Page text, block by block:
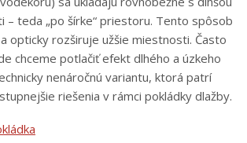
– teda „po šírke“ priestoru. Tento spôsob
opticky rozširuje užšie miestnosti. Často
chceme potlačiť efekt dlhého a úzkeho
nenáročnú variantu, ktorá patrí
riešenia v rámci pokládky dlažby.